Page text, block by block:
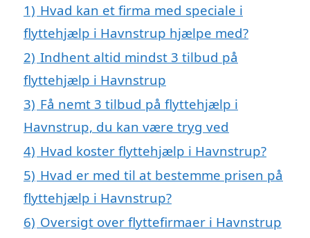
1) Hvad kan et firma med speciale i
flyttehjælp i Havnstrup hjælpe med?
2) Indhent altid mindst 3 tilbud på
flyttehjælp i Havnstrup
3) Få nemt 3 tilbud på flyttehjælp i
Havnstrup, du kan være tryg ved
4) Hvad koster flyttehjælp i Havnstrup?
5) Hvad er med til at bestemme prisen på
flyttehjælp i Havnstrup?
6) Oversigt over flyttefirmaer i Havnstrup